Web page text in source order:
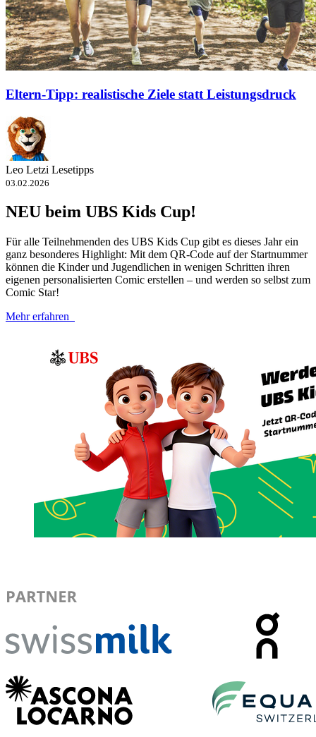
Eltern-Tipp: realistische Ziele statt Leistungsdruck
Leo Letzi Lesetipps
03.02.2026
NEU beim UBS Kids Cup!
Für alle Teilnehmenden des UBS Kids Cup gibt es dieses Jahr ein
ganz besonderes Highlight: Mit dem QR-​Code auf der Startnummer
können die Kinder und Jugendlichen in wenigen Schritten ihren
eigenen personalisierten Comic erstellen – und werden so selbst zum
Comic Star!
Mehr erfahren